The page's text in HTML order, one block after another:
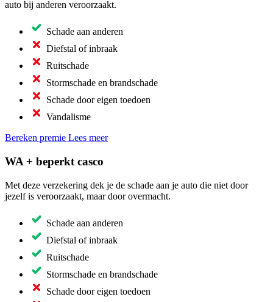
auto bij anderen veroorzaakt.
Schade aan anderen
Diefstal of inbraak
Ruitschade
Stormschade en brandschade
Schade door eigen toedoen
Vandalisme
Bereken premie Lees meer
WA + beperkt casco
Met deze verzekering dek je de schade aan je auto die niet door
jezelf is veroorzaakt, maar door overmacht.
Schade aan anderen
Diefstal of inbraak
Ruitschade
Stormschade en brandschade
Schade door eigen toedoen